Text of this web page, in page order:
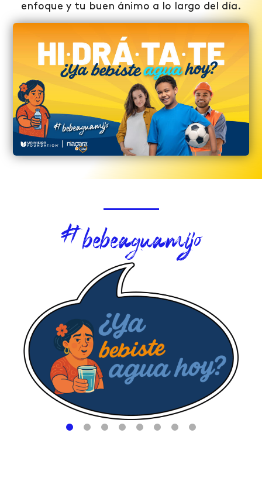
enfoque y tu buen ánimo a lo largo del día.
#bebeaguamijo